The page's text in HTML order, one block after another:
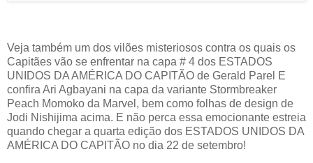
Veja também um dos vilões misteriosos contra os quais os
Capitães vão se enfrentar na capa # 4 dos ESTADOS
UNIDOS DA AMÉRICA DO CAPITÃO de Gerald Parel E
confira Ari Agbayani na capa da variante Stormbreaker
Peach Momoko da Marvel, bem como folhas de design de
Jodi Nishijima acima. E não perca essa emocionante estreia
quando chegar a quarta edição dos ESTADOS UNIDOS DA
AMÉRICA DO CAPITÃO no dia 22 de setembro!